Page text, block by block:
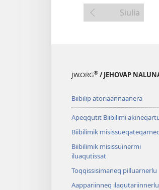
Siulia
JW.ORG® / JEHOVAP
Biibilip atoriaannaanera
Apeqqutit Biibilimi
Biibilimik
Biibilimik misissuinermi
iluaqutissat
Toqqissisimaneq pilluarnerlu
Aappariinneq ilaqutariinnerlu